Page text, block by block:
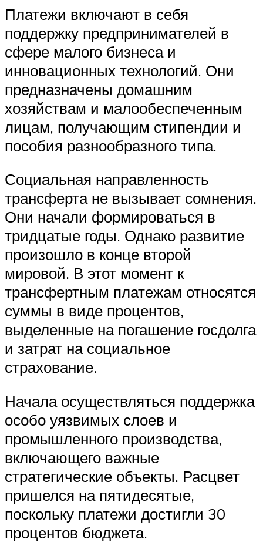
Платежи включают в себя
поддержку предпринимателей в
сфере малого бизнеса и
инновационных технологий. Они
предназначены домашним
хозяйствам и малообеспеченным
лицам, получающим стипендии и
пособия разнообразного типа.
Социальная направленность
трансферта не вызывает сомнения.
Они начали формироваться в
тридцатые годы. Однако развитие
произошло в конце второй
мировой. В этот момент к
трансфертным платежам относятся
суммы в виде процентов,
выделенные на погашение госдолга
и затрат на социальное
страхование.
Начала осуществляться поддержка
особо уязвимых слоев и
промышленного производства,
включающего важные
стратегические объекты. Расцвет
пришелся на пятидесятые,
поскольку платежи достигли 30
процентов бюджета.